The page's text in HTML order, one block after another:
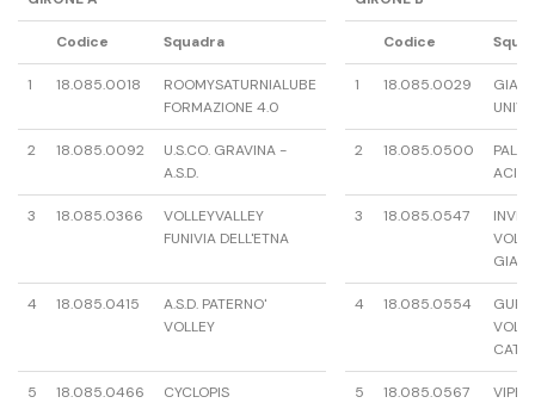
Codice Squadra Codice
1 18.085.0018
ROOMYSATURNIALUBE
FORMAZIONE 4.0
1 18.085.0029
GIAVÌ
2 18.085.0092
U.S.CO. GRAVINA -
A.S.D.
2 18.085.0500
3 18.085.0366
VOLLEYVALLEY
FUNIVIA DELL'ETNA
3 18.085.0547
4 18.085.0415
A.S.D. PATERNO'
VOLLEY
4 18.085.0554
GUPE
5 18.085.0466 CYCLOPIS 5 18.085.0567
VIPE